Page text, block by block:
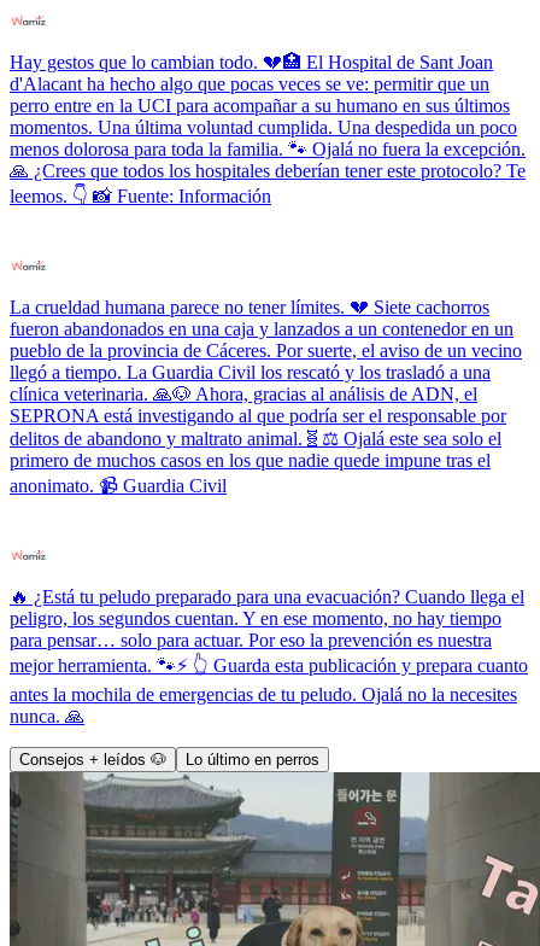
Hay gestos que lo cambian todo. 💔🏥 El Hospital de Sant Joan
d'Alacant ha hecho algo que pocas veces se ve: permitir que un
perro entre en la UCI para acompañar a su humano en sus últimos
momentos. Una última voluntad cumplida. Una despedida un poco
menos dolorosa para toda la familia. 🐾 Ojalá no fuera la excepción.
🙏 ¿Crees que todos los hospitales deberían tener este protocolo? Te
leemos. 👇 📸 Fuente: Información
La crueldad humana parece no tener límites. 💔 Siete cachorros
fueron abandonados en una caja y lanzados a un contenedor en un
pueblo de la provincia de Cáceres. Por suerte, el aviso de un vecino
llegó a tiempo. La Guardia Civil los rescató y los trasladó a una
clínica veterinaria. 🙏🐶 Ahora, gracias al análisis de ADN, el
SEPRONA está investigando al que podría ser el responsable por
delitos de abandono y maltrato animal.🧬⚖️ Ojalá este sea solo el
primero de muchos casos en los que nadie quede impune tras el
anonimato. 📹 Guardia Civil
🔥 ¿Está tu peludo preparado para una evacuación? Cuando llega el
peligro, los segundos cuentan. Y en ese momento, no hay tiempo
para pensar… solo para actuar. Por eso la prevención es nuestra
mejor herramienta. 🐾⚡ 👆 Guarda esta publicación y prepara cuanto
antes la mochila de emergencias de tu peludo. Ojalá no la necesites
nunca. 🙏
Consejos + leídos 🐶 Lo último en perros